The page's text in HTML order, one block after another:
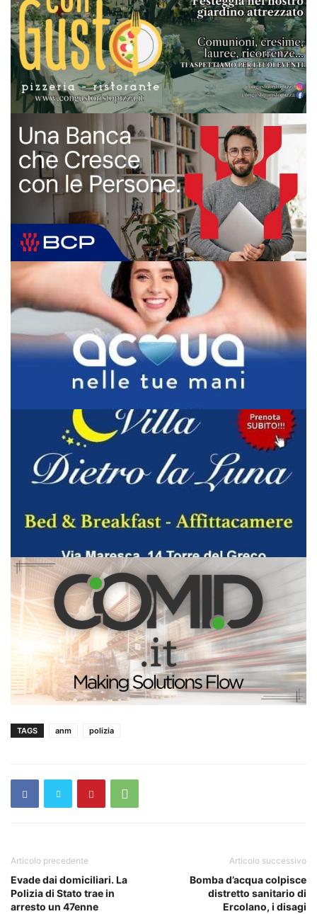
TAGS anm polizia
Articolo precedente
Evade dai domiciliari. La
Polizia di Stato trae in
arresto un 47enne
Articolo successivo
Bomba d’acqua colpisce
distretto sanitario di
Ercolano, i disagi